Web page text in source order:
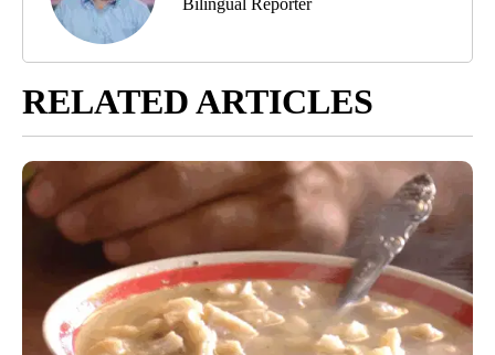
Bilingual Reporter
RELATED ARTICLES